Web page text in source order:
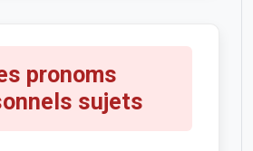
pronoms
sujets